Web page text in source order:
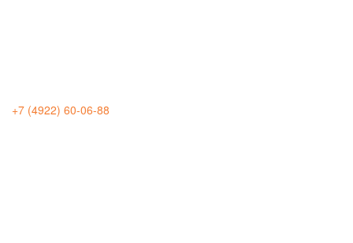
+7 (4922) 60-06-88